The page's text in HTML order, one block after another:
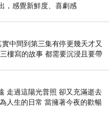
，感覺新鮮度、喜劇感
中間到第三集有停更幾天才又
樓寫的故事 都需要沉浸且要帶
走過這陽光普照 卻又充滿逝去
人生的日常 當擁著今夜的歡暢
而明晨 太陽